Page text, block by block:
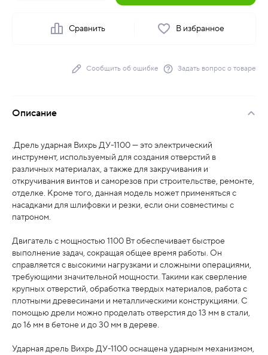
Сравнить В избранное
Сообщить об ошибке Задать вопрос о товаре
Описание
.Дрель ударная Вихрь ДУ-1100 — это электрический
инструмент, используемый для создания отверстий в
различных материалах, а также для закручивания и
откручивания винтов и саморезов при строительстве, ремонте,
отделке. Кроме того, данная модель может применяться с
насадками для шлифовки и резки, если они совместимы с
патроном.
Двигатель с мощностью 1100 Вт обеспечивает быстрое
выполнение задач, сокращая общее время работы. Он
справляется с высокими нагрузками и сложными операциями,
требующими значительной мощности. Такими как сверление
крупных отверстий, обработка твердых материалов, работа с
плотными древесинами и металлическими конструкциями. С
помощью дрели можно проделать отверстия до 13 мм в стали,
до 16 мм в бетоне и до 30 мм в дереве.
Ударная дрель Вихрь ДУ-1100 оснащена ударным механизмом,